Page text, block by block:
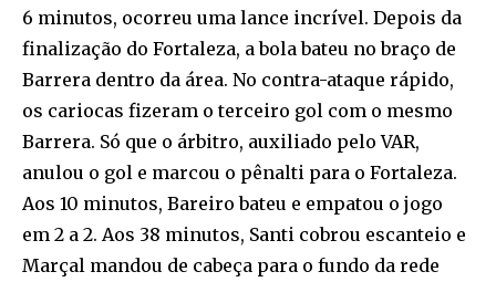
6 minutos, ocorreu uma lance incrível. Depois da
finalização do Fortaleza, a bola bateu no braço de
Barrera dentro da área. No contra-ataque rápido,
os cariocas fizeram o terceiro gol com o mesmo
Barrera. Só que o árbitro, auxiliado pelo VAR,
anulou o gol e marcou o pênalti para o Fortaleza.
Aos 10 minutos, Bareiro bateu e empatou o jogo
em 2 a 2. Aos 38 minutos, Santi cobrou escanteio e
Marçal mandou de cabeça para o fundo da rede